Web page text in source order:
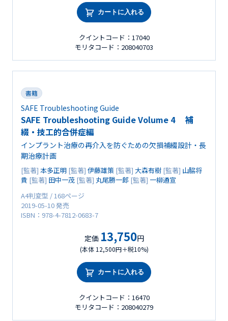
カートに入れる
クイントコード：17040
モリタコード：208040703
書籍
SAFE Troubleshooting Guide
SAFE Troubleshooting Guide Volume 4 補
綴・技工的合併症編
インプラント治療の再介入を防ぐための欠損補綴設計・長
期治療計画
[監著] 本多正明 [監著] 伊藤雄策 [監著] 大森有樹 [監著] 山脇将
貴 [監著] 田中一茂 [監著] 丸尾勝一郎 [監著] 一柳通宣
A4判変型 / 168ページ
2019-05-10 発売
ISBN：978-4-7812-0683-7
定価 13,750円
(本体 12,500円＋税10%)
カートに入れる
クイントコード：16470
モリタコード：208040279